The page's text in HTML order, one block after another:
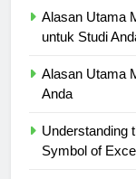
Alasan Utama
Alasan Utama
Understanding